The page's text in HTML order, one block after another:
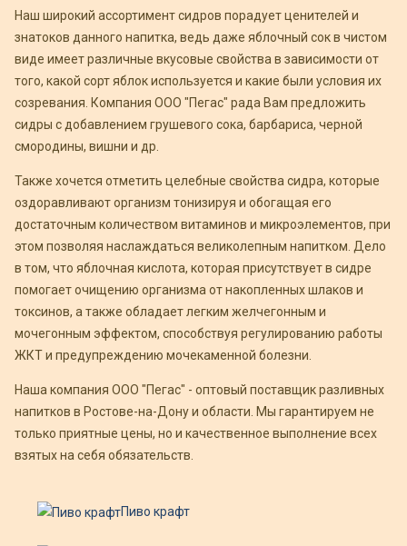
Наш широкий ассортимент сидров порадует ценителей и
знатоков данного напитка, ведь даже яблочный сок в чистом
виде имеет различные вкусовые свойства в зависимости от
того, какой сорт яблок используется и какие были условия их
созревания. Компания ООО "Пегас" рада Вам предложить
сидры с добавлением грушевого сока, барбариса, черной
смородины, вишни и др.
Также хочется отметить целебные свойства сидра, которые
оздоравливают организм тонизируя и обогащая его
достаточным количеством витаминов и микроэлементов, при
этом позволяя наслаждаться великолепным напитком. Дело
в том, что яблочная кислота, которая присутствует в сидре
помогает очищению организма от накопленных шлаков и
токсинов, а также обладает легким желчегонным и
мочегонным эффектом, способствуя регулированию работы
ЖКТ и предупреждению мочекаменной болезни.
Наша компания ООО "Пегас" - оптовый поставщик разливных
напитков в Ростове-на-Дону и области. Мы гарантируем не
только приятные цены, но и качественное выполнение всех
взятых на себя обязательств.
Пиво крафт